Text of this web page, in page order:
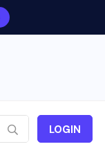
LOGIN